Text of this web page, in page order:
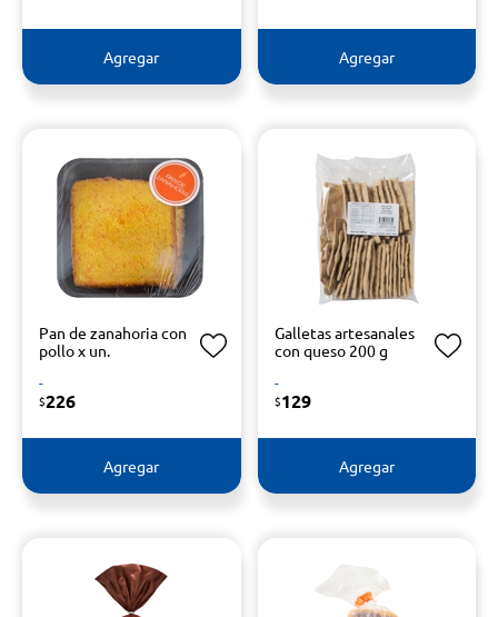
Agregar Agregar
Pan de zanahoria con
pollo x un.
-
$226
Agregar
Galletas artesanales
con queso 200 g
-
$129
Agregar